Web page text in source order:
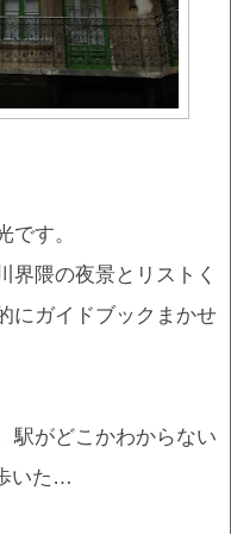
す。
界隈の夜景とリストく
にガイドブックまかせ
駅がどこかわからない
いた…